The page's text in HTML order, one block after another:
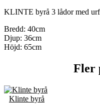
KLINTE byrå 3 lådor med
Bredd: 40cm
Djup: 36cm
Höjd: 65cm
Fler
Klinte byrå